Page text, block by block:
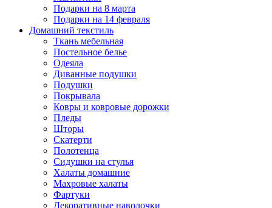
Подарки на 8 марта
Подарки на 14 февраля
Домашний текстиль
Ткань мебельная
Постельное белье
Одеяла
Диванные подушки
Подушки
Покрывала
Ковры и ковровые дорожки
Пледы
Шторы
Скатерти
Полотенца
Сидушки на стулья
Халаты домашние
Махровые халаты
Фартуки
Декоративные наволочки